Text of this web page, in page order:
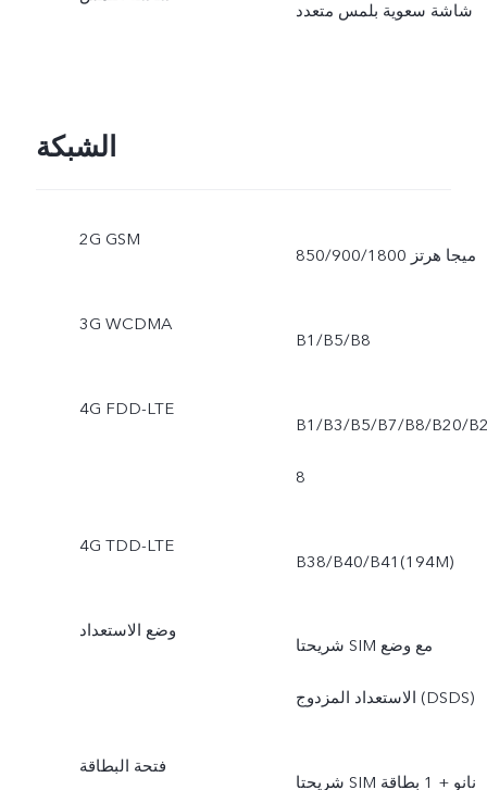
شاشة سعوية بلمس متعدد
الشبكة
2G GSM
850/900/1800 ميجا هرتز
3G WCDMA
B1/B5/B8
4G FDD-LTE
B1/B3/B5/B7/B8/B20/
8
4G TDD-LTE
B38/B40/B41(194M)
وضع الاستعداد
شريحتا SIM مع وضع
الاستعداد المزدوج (DSDS)
فتحة البطاقة
شريحتا SIM نانو + 1 بطاقة